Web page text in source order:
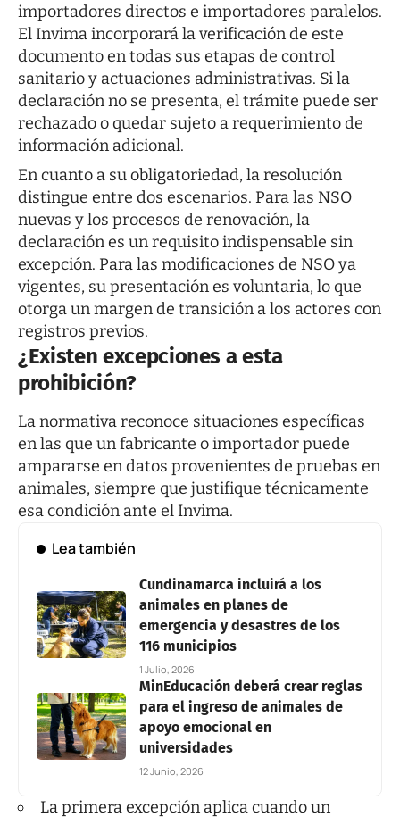
importadores directos e importadores paralelos.
El Invima incorporará la verificación de este
documento en todas sus etapas de control
sanitario y actuaciones administrativas. Si la
declaración no se presenta, el trámite puede ser
rechazado o quedar sujeto a requerimiento de
información adicional.
En cuanto a su obligatoriedad, la resolución
distingue entre dos escenarios. Para las NSO
nuevas y los procesos de renovación, la
declaración es un requisito indispensable sin
excepción. Para las modificaciones de NSO ya
vigentes, su presentación es voluntaria, lo que
otorga un margen de transición a los actores con
registros previos.
¿Existen excepciones a esta
prohibición?
La normativa reconoce situaciones específicas
en las que un fabricante o importador puede
ampararse en datos provenientes de pruebas en
animales, siempre que justifique técnicamente
esa condición ante el Invima.
Lea también
Cundinamarca incluirá a los
animales en planes de
emergencia y desastres de los
116 municipios
1 Julio, 2026
MinEducación deberá crear reglas
para el ingreso de animales de
apoyo emocional en
universidades
12 Junio, 2026
La primera excepción aplica cuando un